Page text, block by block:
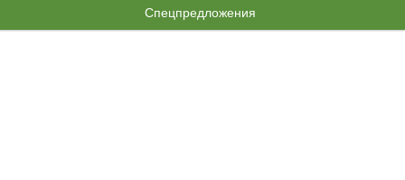
Спецпредложения